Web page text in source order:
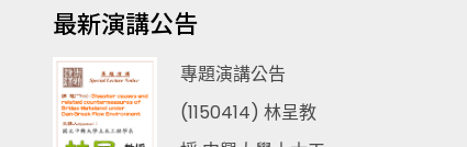
最新演講公告
專題演講公告
(1150414) 林呈教